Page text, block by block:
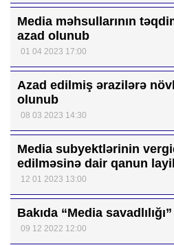
Media məhsullarının
azad olunub
01 04 2023 17:00
Azad edilmiş ərazilərə
olunub
08 03 2023 14:30
Media subyektlərinin
edilməsinə dair qanun
12 01 2023 13:00
Bakıda “Media
09 12 2022 12:00